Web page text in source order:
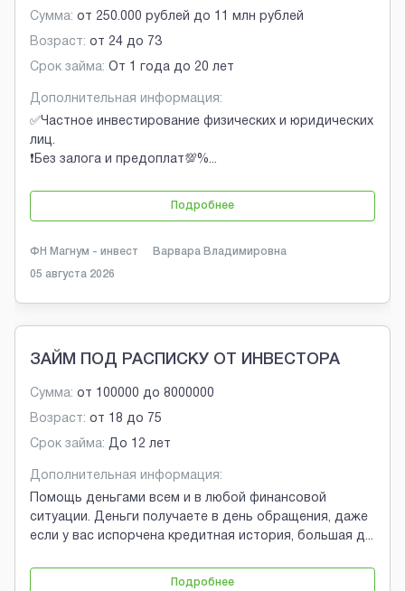
Сумма: от 250.000 рублей до 11 млн рублей
Возраст: от 24 до 73
Срок займа: От 1 года до 20 лет
Дополнительная информация:
✅Частное инвестирование физических и юридических
лиц.
❗Без залога и предоплат💯%...
Подробнее
ФН Магнум - инвест Варвара Владимировна
05 августа 2026
ЗАЙМ ПОД РАСПИСКУ ОТ ИНВЕСТОРА
Сумма: от 100000 до 8000000
Возраст: от 18 до 75
Срок займа: До 12 лет
Дополнительная информация:
Помощь деньгами всем и в любой финансовой
ситуации. Деньги получаете в день обращения, даже
если у вас испорчена кредитная история, большая д...
Подробнее